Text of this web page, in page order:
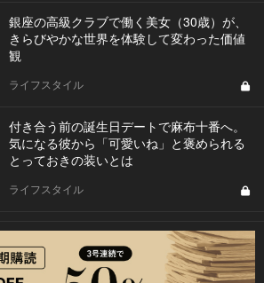
銀座の高級クラブで働く美女（30歳）が、
きらびやかな世界を体験して変わった価値
観
ライフスタイル
付き合う前の誕生日デートで麻布十番へ。
気になる彼から「可愛いね」と褒められる
とっておきの装いとは
ライフスタイル